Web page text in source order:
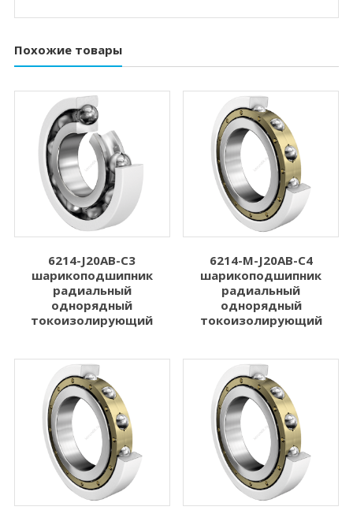
Похожие товары
6214-J20AB-C3
шарикоподшипник
радиальный
однорядный
токоизолирующий
6214-M-J20AB-C4
шарикоподшипник
радиальный
однорядный
токоизолирующий